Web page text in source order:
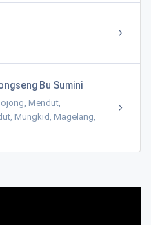
Bu Sumini
Mendut,
Mungkid, Magelang,